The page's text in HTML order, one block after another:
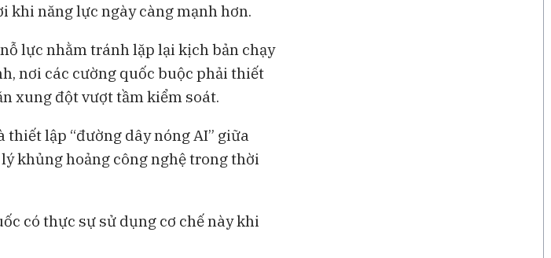
khi năng lực ngày càng mạnh hơn.
lực nhằm tránh lặp lại kịch bản chạy
nơi các cường quốc buộc phải thiết
xung đột vượt tầm kiểm soát.
lập “đường dây nóng AI” giữa
khủng hoảng công nghệ trong thời
có thực sự sử dụng cơ chế này khi